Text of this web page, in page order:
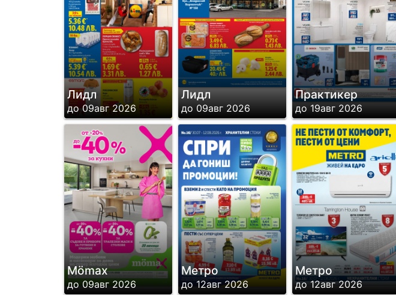
Лидл
до 09авг 2026
Лидл
до 09авг 2026
Практикер
до 19авг 2026
Mömax
до 09авг 2026
Метро
до 12авг 2026
Метро
до 12авг 2026